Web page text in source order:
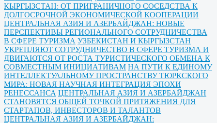
КЫРГЫЗСТАН: ОТ ПРИГРАНИЧНОГО СОСЕДСТВА К
ДОЛГОСРОЧНОЙ ЭКОНОМИЧЕСКОЙ КООПЕРАЦИИ
ЦЕНТРАЛЬНАЯ АЗИЯ И АЗЕРБАЙДЖАН: НОВЫЕ
ПЕРСПЕКТИВЫ РЕГИОНАЛЬНОГО СОТРУДНИЧЕСТВА
В СФЕРЕ ТУРИЗМА УЗБЕКИСТАН И КЫРГЫЗСТАН
УКРЕПЛЯЮТ СОТРУДНИЧЕСТВО В СФЕРЕ ТУРИЗМА И
ДВИГАЮТСЯ ОТ РОСТА ТУРИСТИЧЕСКОГО ОБМЕНА К
СОВМЕСТНЫМ ИНИЦИАТИВАМ НА ПУТИ К ЕДИНОМУ
ИНТЕЛЛЕКТУАЛЬНОМУ ПРОСТРАНСТВУ ТЮРКСКОГО
МИРА: НОВАЯ НАУЧНАЯ ИНТЕГРАЦИЯ ЭПОХИ
РЕНЕССАНСА ЦЕНТРАЛЬНАЯ АЗИЯ И АЗЕРБАЙДЖАН
СТАНОВЯТСЯ ОБЩЕЙ ТОЧКОЙ ПРИТЯЖЕНИЯ ДЛЯ
СТАРТАПОВ, ИНВЕСТОРОВ И ТАЛАНТОВ
ЦЕНТРАЛЬНАЯ АЗИЯ И АЗЕРБАЙДЖАН: